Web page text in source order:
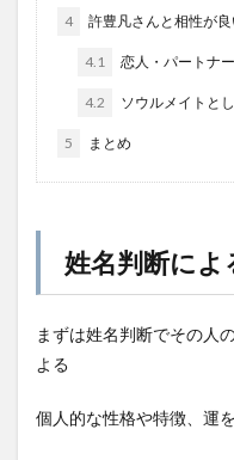
4 許豊凡さんと相性が
4.1 恋人・パートナ
4.2 ソウルメイトと
5 まとめ
姓名判断によ
まずは姓名判断でその人
よる
個人的な性格や特徴、運